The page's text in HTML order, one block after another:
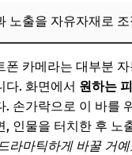
📌 지금 뜨는 꿀정
상황별 인생샷: 인
여행지에서 인물
광활한 풍경을 한
노출을 자유자재로 조
폰 카메라는 대부분
다. 화면에서 원하는
. 손가락으로 이 바를
, 인물을 터치한 후 노
라마틱하게 바꿀 거